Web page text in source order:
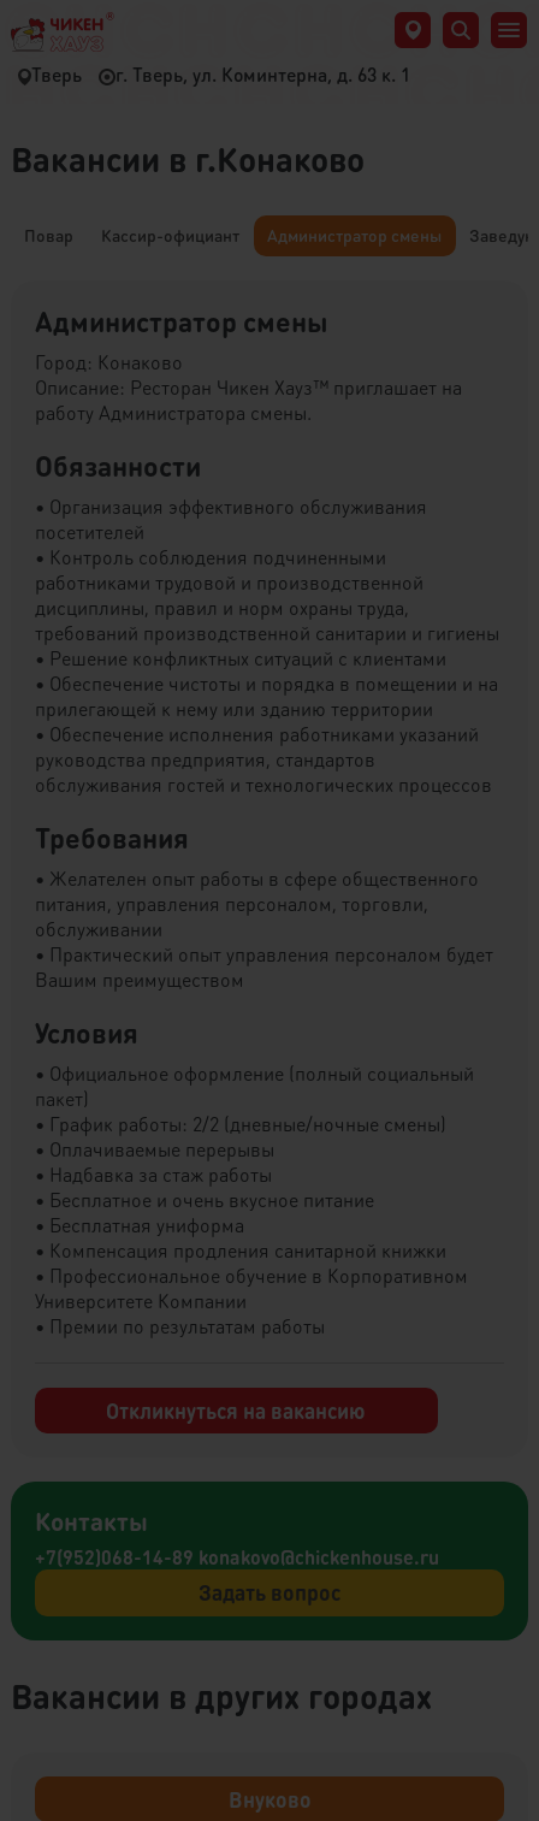
Тверь г. Тверь, ул. Коминтерна, д. 63 к. 1
Вакансии в г.Конаково
Повар Кассир-официант Администратор смены
Администратор смены
Город: Конаково
Описание: Ресторан Чикен Хауз™ приглашает на
работу Администратора смены.
Обязанности
• Организация эффективного обслуживания
посетителей
• Контроль соблюдения подчиненными
работниками трудовой и производственной
дисциплины, правил и норм охраны труда,
требований производственной санитарии и гигиены
• Решение конфликтных ситуаций с клиентами
• Обеспечение чистоты и порядка в помещении и на
прилегающей к нему или зданию территории
• Обеспечение исполнения работниками указаний
руководства предприятия, стандартов
обслуживания гостей и технологических процессов
Требования
• Желателен опыт работы в сфере общественного
питания, управления персоналом, торговли,
обслуживании
• Практический опыт управления персоналом будет
Вашим преимуществом
Условия
• Официальное оформление (полный социальный
пакет)
• График работы: 2/2 (дневные/ночные смены)
• Оплачиваемые перерывы
• Надбавка за стаж работы
• Бесплатное и очень вкусное питание
• Бесплатная униформа
• Компенсация продления санитарной книжки
• Профессиональное обучение в Корпоративном
Университете Компании
• Премии по результатам работы
Откликнуться на вакансию
Контакты
+7(952)068-14-89 konakovo@chickenhouse.ru
Задать вопрос
Вакансии в других городах
Внуково